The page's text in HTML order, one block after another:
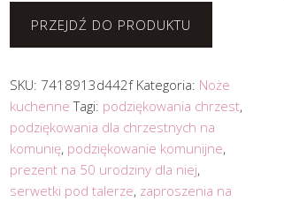
PRZEJDŹ DO PRODUKTU
SKU: 7418913d442f Kategoria: Noże
kuchenne Tagi: podziękowania chrzest,
podziękowania dla chrzestnych na
komunię, podziękowanie komunijne,
prezent na 50 urodziny dla niej,
serwetki pod talerze, zaproszenia na